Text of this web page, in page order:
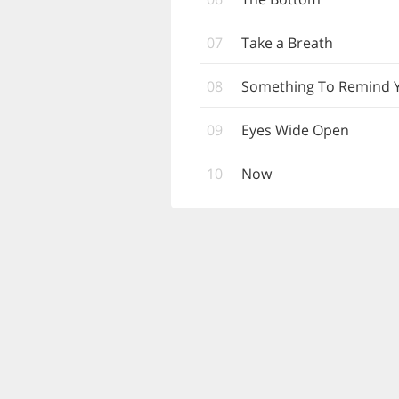
07 Take a Breath
08 Something To Remind
09 Eyes Wide Open
10 Now